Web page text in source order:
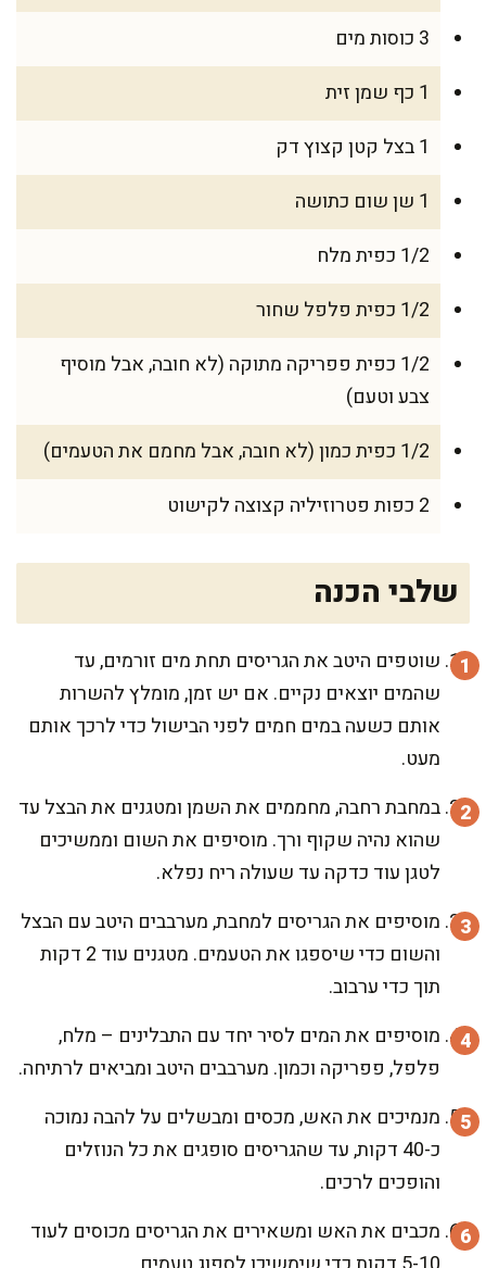
3 כוסות מים
1 כף שמן זית
1 בצל קטן קצוץ דק
1 שן שום כתושה
1/2 כפית מלח
1/2 כפית פלפל שחור
1/2 כפית פפריקה מתוקה (לא חובה, אבל מוסיף
צבע וטעם)
1/2 כפית כמון (לא חובה, אבל מחמם את הטעמים)
2 כפות פטרוזיליה קצוצה לקישוט
שלבי הכנה
שוטפים היטב את הגריסים תחת מים זורמים, עד
שהמים יוצאים נקיים. אם יש זמן, מומלץ להשרות
אותם כשעה במים חמים לפני הבישול כדי לרכך אותם
מעט.
במחבת רחבה, מחממים את השמן ומטגנים את הבצל עד
שהוא נהיה שקוף ורך. מוסיפים את השום וממשיכים
לטגן עוד כדקה עד שעולה ריח נפלא.
מוסיפים את הגריסים למחבת, מערבבים היטב עם הבצל
והשום כדי שיספגו את הטעמים. מטגנים עוד 2 דקות
תוך כדי ערבוב.
מוסיפים את המים לסיר יחד עם התבלינים – מלח,
פלפל, פפריקה וכמון. מערבבים היטב ומביאים לרתיחה.
מנמיכים את האש, מכסים ומבשלים על להבה נמוכה
כ-40 דקות, עד שהגריסים סופגים את כל הנוזלים
והופכים לרכים.
מכבים את האש ומשאירים את הגריסים מכוסים לעוד